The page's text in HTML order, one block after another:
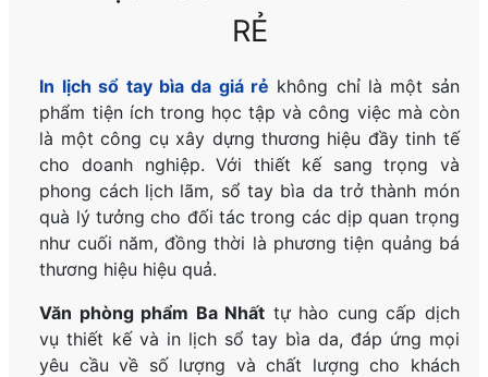
RẺ
In lịch sổ tay bìa da giá rẻ không chỉ là một sản
phẩm tiện ích trong học tập và công việc mà còn
là một công cụ xây dựng thương hiệu đầy tinh tế
cho doanh nghiệp. Với thiết kế sang trọng và
phong cách lịch lãm, sổ tay bìa da trở thành món
quà lý tưởng cho đối tác trong các dịp quan trọng
như cuối năm, đồng thời là phương tiện quảng bá
thương hiệu hiệu quả.
Văn phòng phẩm Ba Nhất tự hào cung cấp dịch
vụ thiết kế và in lịch sổ tay bìa da, đáp ứng mọi
yêu cầu về số lượng và chất lượng cho khách